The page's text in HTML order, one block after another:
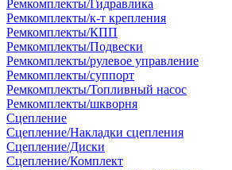
Ремкомплекты/Гидравлика
Ремкомплекты/к-т крепления
Ремкомплекты/КПП
Ремкомплекты/Подвески
Ремкомплекты/рулевое управление
Ремкомплекты/суппорт
Ремкомплекты/Топливный насос
Ремкомплекты/шкворня
Сцепление
Сцепление/Накладки сцепления
Сцепление/Диски
Сцепление/Комплект